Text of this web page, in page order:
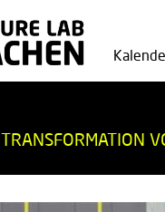
TRANSFORMATION